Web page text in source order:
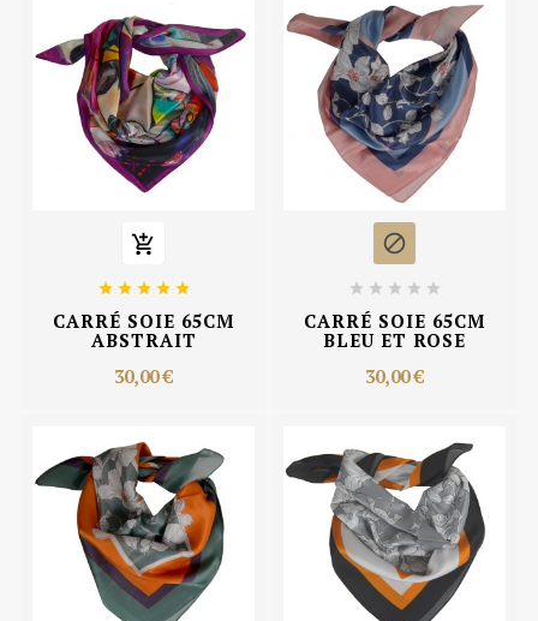

    
CARRÉ SOIE 65CM
ABSTRAIT
30,00 €

    
CARRÉ SOIE 65CM
BLEU ET ROSE
30,00 €